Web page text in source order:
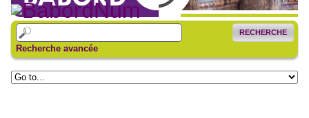
RECHERCHE
Recherche avancée